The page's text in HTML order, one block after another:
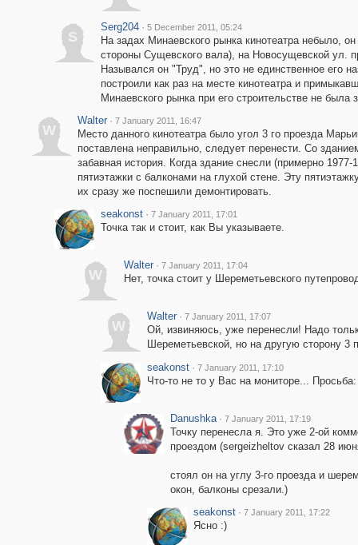
S
Serg204 · 5 December 2011, 05:24
На задах Минаевского рынка кинотеатра небыло,
стороны Сущевского вала), на Новосущевской ул.
Назывался он "Труд", но это не единственное его
построили как раз на месте кинотеатра и
Минаевского рынка при его строительстве не была
W
Walter · 7 January 2011, 16:47
Место данного кинотеатра было угол 3 го проезда
поставлена неправильно, следует перенести. Со
забавная история. Когда здание снесли (примерно 1977-
пятиэтажки с балконами на глухой стене. Эту
их сразу же поспешили демонтировать.
seakonst · 7 January 2011, 17:01
Точка так и стоит, как Вы указываете.
W
Walter · 7 January 2011, 17:04
Нет, точка стоит у Шереметьевского
W
Walter · 7 January 2011, 17:07
Ой, извиняюсь, уже перенесли! Надо
Шереметьевской, но на другую сторону 3
seakonst · 7 January 2011, 17:10
Что-то не то у Вас на мониторе...
Danushka · 7 January 2011, 17:19
Точку перенесла я. Это уже 2-ой
проездом (sergeizheltov сказал 28
стоял он на углу 3-го проезда и
окон, балконы срезали.)
seakonst · 7 January 2011, 17:22
Ясно :)